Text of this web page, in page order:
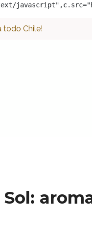
todo Chile!